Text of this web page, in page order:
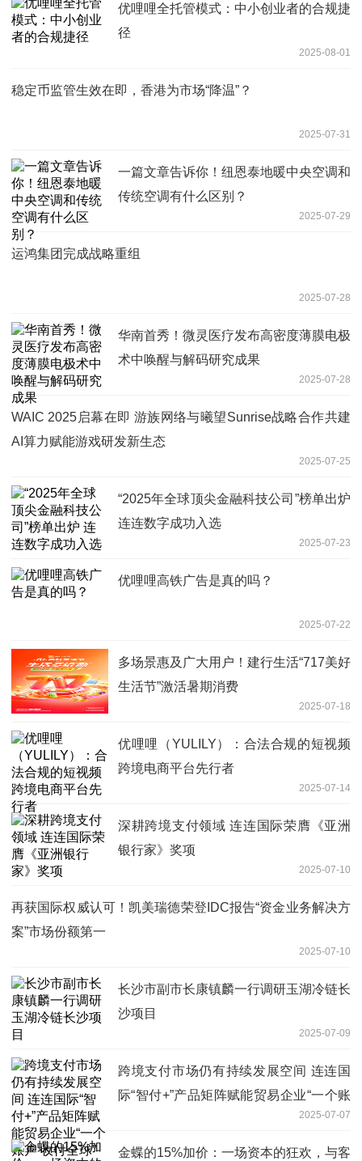
优哩哩全托管模式：中小创业者的合规捷
径
2025-08-01
稳定币监管生效在即，香港为市场“降温”？
2025-07-31
一篇文章告诉你！纽恩泰地暖中央空调和
传统空调有什么区别？
2025-07-29
运鸿集团完成战略重组
2025-07-28
华南首秀！微灵医疗发布高密度薄膜电极
术中唤醒与解码研究成果
2025-07-28
WAIC 2025启幕在即 游族网络与曦望Sunrise战略合作共建
AI算力赋能游戏研发新生态
2025-07-25
“2025年全球顶尖金融科技公司”榜单出炉
连连数字成功入选
2025-07-23
优哩哩高铁广告是真的吗？
2025-07-22
多场景惠及广大用户！建行生活“717美好
生活节”激活暑期消费
2025-07-18
优哩哩（YULILY）：合法合规的短视频
跨境电商平台先行者
2025-07-14
深耕跨境支付领域 连连国际荣膺《亚洲
银行家》奖项
2025-07-10
再获国际权威认可！凯美瑞德荣登IDC报告“资金业务解决方
案”市场份额第一
2025-07-10
长沙市副市长康镇麟一行调研玉湖冷链长
沙项目
2025-07-09
跨境支付市场仍有持续发展空间 连连国
际“智付+”产品矩阵赋能贸易企业“一个账
2025-07-07
金蝶的15%加价：一场资本的狂欢，与客